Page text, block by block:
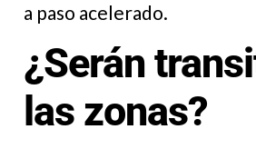
a paso acelerado.
¿Serán
las zonas?